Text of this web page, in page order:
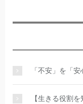
「不安」を「
【生きる役割